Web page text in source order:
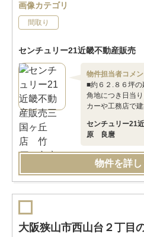
画像カテゴリ
間取り
センチュリー21近畿不動産販売
物件担当者コメン
■約６２.８６坪
角地につき日当
カーや工務店で
センチュリー21
原 良麿
物件を詳し
大阪狭山市西山台２丁目